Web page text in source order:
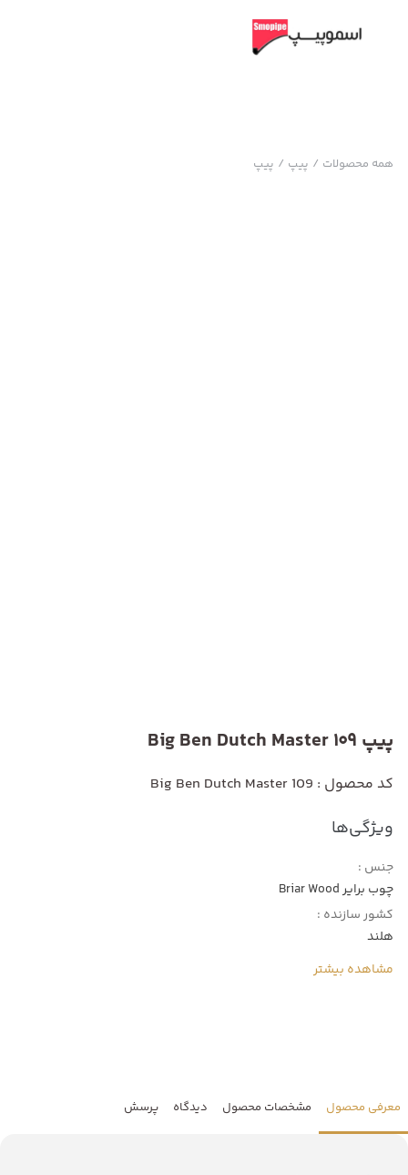
همه محصولات / پیپ / پیپ
پیپ Big Ben Dutch Master 109
کد محصول : Big Ben Dutch Master 109
ویژگی‌ها
جنس :
چوب برایر Briar Wood
کشور سازنده :
هلند
مشاهده بیشتر
معرفی محصول مشخصات محصول دیدگاه پرسش